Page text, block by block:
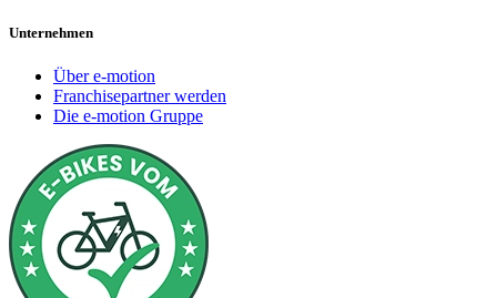
Unternehmen
Über e-motion
Franchisepartner werden
Die e-motion Gruppe